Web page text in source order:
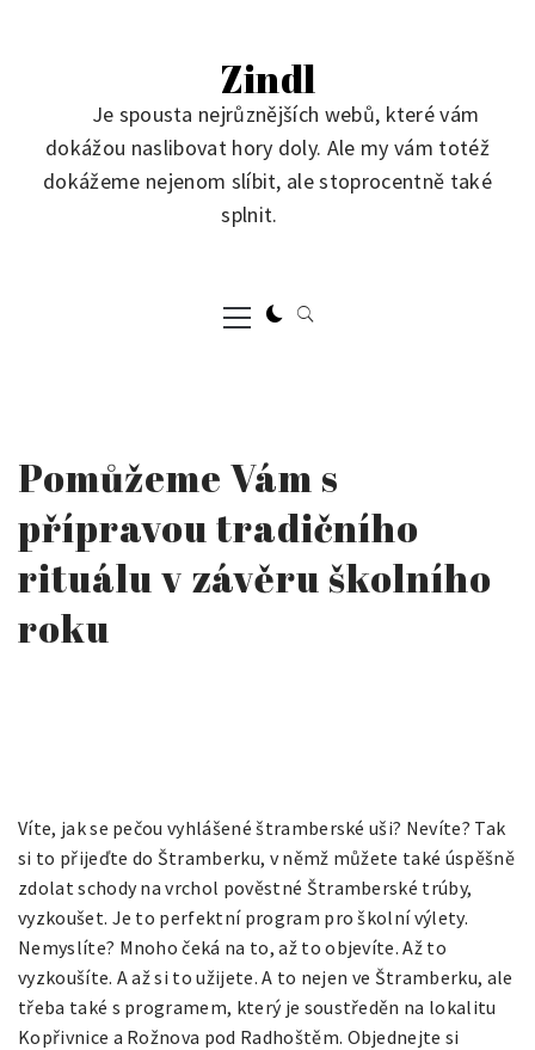
Zindl
Je spousta nejrůznějších webů, které vám
dokážou naslibovat hory doly. Ale my vám totéž
dokážeme nejenom slíbit, ale stoprocentně také
splnit.
Primary
Menu
Pomůžeme Vám s
přípravou tradičního
rituálu v závěru školního
roku
Víte, jak se pečou vyhlášené štramberské uši? Nevíte? Tak
si to přijeďte do Štramberku, v němž můžete také úspěšně
zdolat schody na vrchol pověstné Štramberské trúby,
vyzkoušet. Je to perfektní program pro školní výlety.
Nemyslíte? Mnoho čeká na to, až to objevíte. Až to
vyzkoušíte. A až si to užijete. A to nejen ve Štramberku, ale
třeba také s programem, který je soustředěn na lokalitu
Kopřivnice a Rožnova pod Radhoštěm. Objednejte si